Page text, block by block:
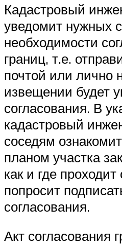
Кадастровый
уведомит нужных
необходимости
границ, т.е.
почтой или лично
извещении будет
согласования. В
кадастровый
соседям
планом участка
как и где
попросит
согласования.
Акт согласования